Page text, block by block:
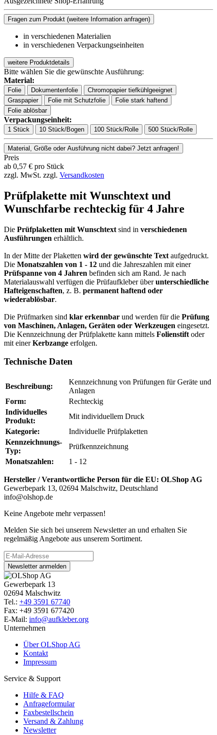
Fragen zum Produkt (weitere Information anfragen)
in verschiedenen Materialien
in verschiedenen Verpackungseinheiten
weitere Produktdetails
Bitte wählen Sie die gewünschte Ausführung:
Material:
Folie Dokumentenfolie
Chromopapier tiefkühlgeeignet
Graspapier
Folie mit Schutzfolie
Folie stark haftend
Folie ablösbar
Verpackungseinheit:
1 Stück 10 Stück/Bogen 100 Stück/Rolle 500 Stück/Rolle
Material, Größe oder Ausführung nicht dabei? Jetzt anfragen!
Preis
ab 0,57 € pro Stück
zzgl. MwSt. zzgl. Versandkosten
Prüfplakette mit Wunschtext und
Wunschfarbe rechteckig für 4 Jahre
Die Prüfplaketten mit Wunschtext sind in verschiedenen
Ausführungen erhältlich.
In der Mitte der Plaketten wird der gewünschte Text aufgedruckt.
Die Monatszahlen von 1 - 12 und die Jahreszahlen mit einer
Prüfspanne von 4 Jahren befinden sich am Rand. Je nach
Materialauswahl verfügen die Prüfaufkleber überunterschiedliche
Hafteigenschaften, z. B. permanent haftend oder
wiederablösbar.
Die Prüfmarken sind klar erkennbar und werden für die Prüfung
von Maschinen, Anlagen, Geräten oder Werkzeugen eingesetzt.
Die Kennzeichnung der Prüfplakette kann mittels Folienstift oder
mit einerKerbzange erfolgen.
Technische Daten
Beschreibung:
Kennzeichnung von Prüfungen für Geräte und
Anlagen
Form:
Rechteckig
Individuelles
Produkt:
Mit individuellem Druck
Kategorie:
Individuelle Prüfplaketten
Kennzeichnungs-
Typ:
Prüfkennzeichnung
Monatszahlen:
1 - 12
Hersteller / Verantwortliche Person für die EU: OLShop AG
Gewerbepark 13, 02694 Malschwitz, Deutschland
info@olshop.de
Keine Angebote mehr verpassen!
Melden Sie sich bei unserem Newsletter an und erhalten Sie
regelmäßig Angebote aus unserem Sortiment.
Newsletter anmelden
Gewerbepark 13
02694 Malschwitz
Tel.: +49 3591 67740
Fax: +49 3591 677420
E-Mail: info@aufkleber.org
Unternehmen
Über OLShop AG
Kontakt
Impressum
Service & Support
Hilfe & FAQ
Anfrageformular
Faxbestellschein
Versand & Zahlung
Newsletter